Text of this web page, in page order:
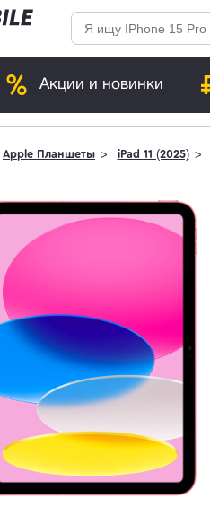
Акции и новинки
Apple Планшеты iPad 11 (2025)